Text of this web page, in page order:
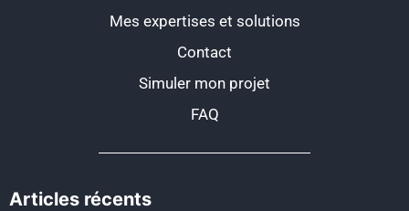
Mes expertises et solutions
Contact
Simuler mon projet
FAQ
Articles récents